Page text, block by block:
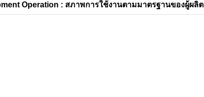
Operation : สภาพการใช้งานตามมาตรฐานของผู้ผลิต